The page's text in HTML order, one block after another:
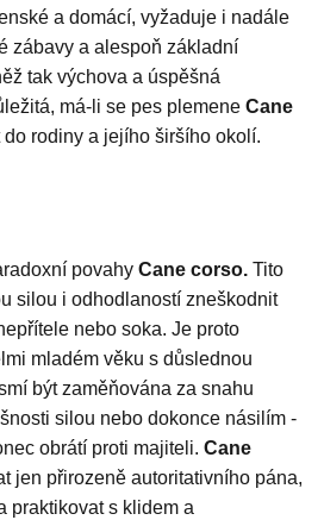
a domácí, vyžaduje i nadále
zábavy a alespoň základní
tak výchova a úspěšná
má-li se pes plemene Cane
rodiny a jejího širšího okolí.
povahy Cane corso. Tito
silou i odhodlaností zneškodnit
nebo soka. Je proto
mladém věku s důslednou
být zaměňována za snahu
silou nebo dokonce násilím -
obrátí proti majiteli. Cane
jen přirozeně autoritativního pána,
praktikovat s klidem a